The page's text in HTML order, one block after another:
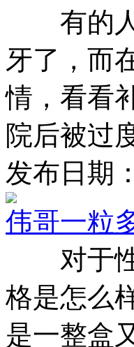
有的人
牙了，而
情，看看
院后被过
发布日期
伟哥一粒
对于性
格是怎么
是一整盒